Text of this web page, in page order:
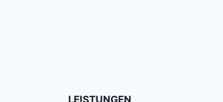
LEISTUNGEN